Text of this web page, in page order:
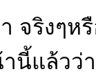
จริงๆห
นี้แล้วว่